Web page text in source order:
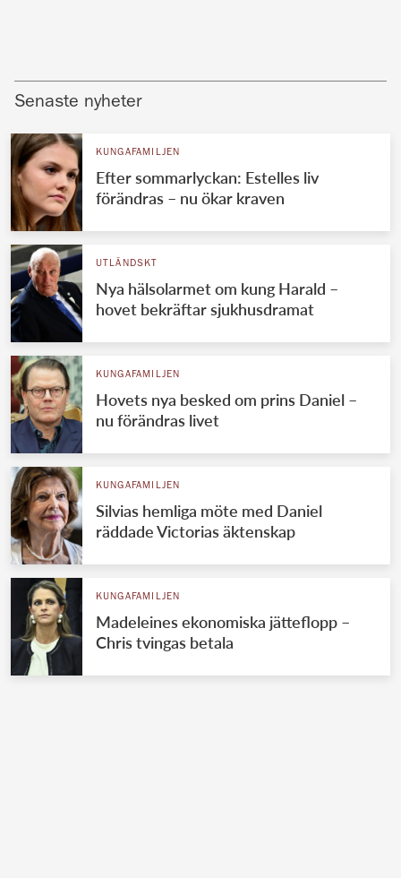
Senaste nyheter
KUNGAFAMILJEN
Efter sommarlyckan: Estelles liv
förändras – nu ökar kraven
UTLÄNDSKT
Nya hälsolarmet om kung Harald –
hovet bekräftar sjukhusdramat
KUNGAFAMILJEN
Hovets nya besked om prins Daniel –
nu förändras livet
KUNGAFAMILJEN
Silvias hemliga möte med Daniel
räddade Victorias äktenskap
KUNGAFAMILJEN
Madeleines ekonomiska jätteflopp –
Chris tvingas betala